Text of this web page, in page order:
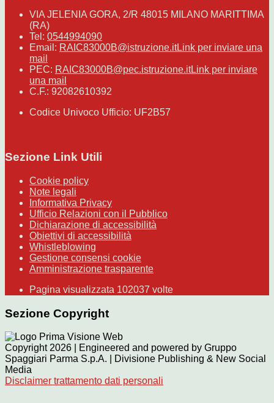
VIA JELENIA GORA, 2/R 48015 MILANO MARITTIMA
(RA)
Tel: 0544994090
Email: RAIC83000B@istruzione.itLink per inviare una
mail
PEC: RAIC83000B@pec.istruzione.itLink per inviare
una mail
C.F.: 92082610392
Codice Univoco Ufficio: UF2B57
Sezione Link Utili
Cookie policy
Note legali
Informativa Privacy
Ufficio Relazioni con il Pubblico
Dichiarazione di accessibilità
Obiettivi di accessibilità
Whistleblowing
Gestione consensi cookie
Amministrazione trasparente
Pagina visualizzata 102037 volte
Sezione Copyright
Copyright 2026 | Engineered and powered by Gruppo
Spaggiari Parma S.p.A. | Divisione Publishing & New Social
Media
Disclaimer trattamento dati personali